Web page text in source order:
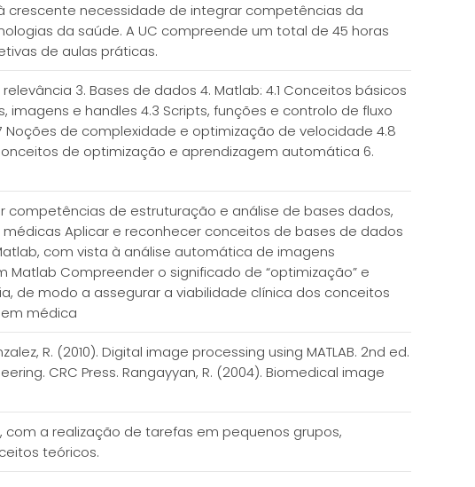
crescente necessidade de integrar competências da
da saúde. A UC compreende um total de 45 horas
de aulas práticas.
3. Bases de dados 4. Matlab: 4.1 Conceitos básicos
e handles 4.3 Scripts, funções e controlo de fluxo
Noções de complexidade e optimização de velocidade 4.8
de optimização e aprendizagem automática 6.
de estruturação e análise de bases dados,
Aplicar e reconhecer conceitos de bases de dados
com vista à análise automática de imagens
Compreender o significado de “optimização” e
de modo a assegurar a viabilidade clínica dos conceitos
médica
R. (2010). Digital image processing using MATLAB. 2nd ed.
CRC Press. Rangayyan, R. (2004). Biomedical image
a realização de tarefas em pequenos grupos,
teóricos.